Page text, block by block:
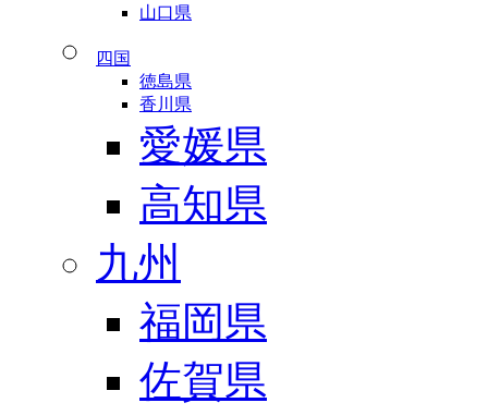
山口県
四国
徳島県
香川県
愛媛県
高知県
九州
福岡県
佐賀県